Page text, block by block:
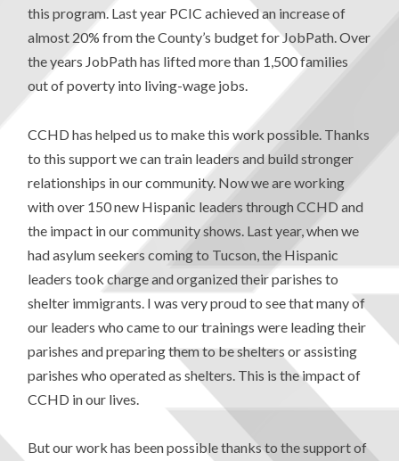
this program. Last year PCIC achieved an increase of
almost 20% from the County’s budget for JobPath. Over
the years JobPath has lifted more than 1,500 families
out of poverty into living-wage jobs.
CCHD has helped us to make this work possible. Thanks
to this support we can train leaders and build stronger
relationships in our community. Now we are working
with over 150 new Hispanic leaders through CCHD and
the impact in our community shows. Last year, when we
had asylum seekers coming to Tucson, the Hispanic
leaders took charge and organized their parishes to
shelter immigrants. I was very proud to see that many of
our leaders who came to our trainings were leading their
parishes and preparing them to be shelters or assisting
parishes who operated as shelters. This is the impact of
CCHD in our lives.
But our work has been possible thanks to the support of